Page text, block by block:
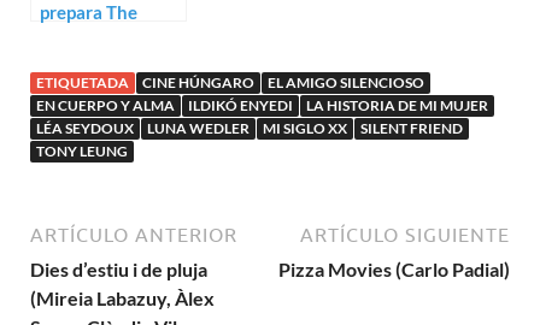
prepara The
ETIQUETADA CINE HÚNGARO
EL AMIGO SILENCIOSO
EN CUERPO Y ALMA
ILDIKÓ ENYEDI
LA HISTORIA DE MI MUJER
LÉA SEYDOUX
LUNA WEDLER MI SIGLO XX
SILENT FRIEND
TONY LEUNG
ARTÍCULO ANTERIOR
Dies d’estiu i de pluja
(Mireia Labazuy, Àlex
ARTÍCULO SIGUIENTE
Pizza Movies (Carlo Padial)